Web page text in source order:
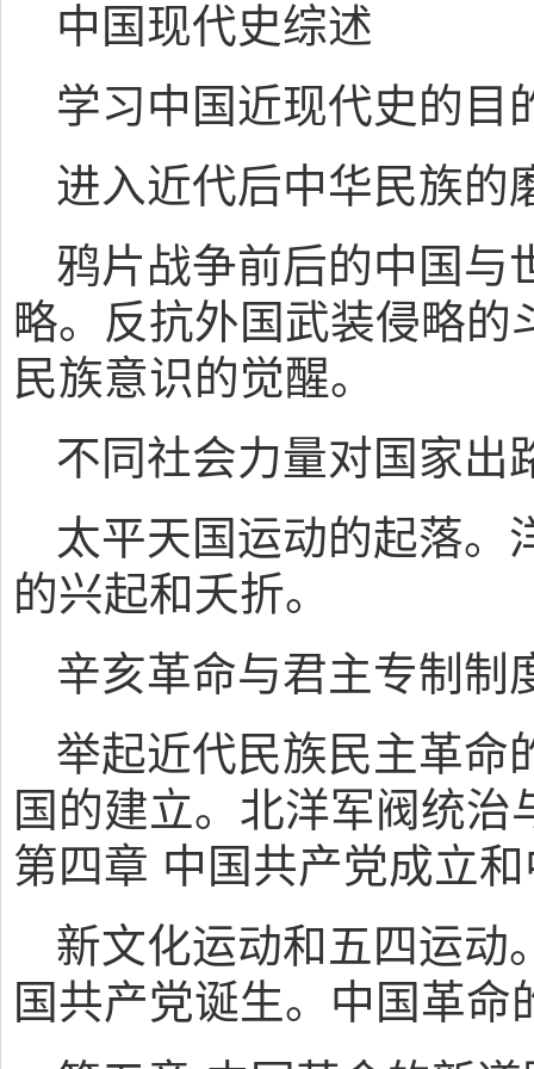
中国现代史综述
学习中国近现代史的目
进入近代后中华民族的
鸦片战争前后的中国与
略。反抗外国武装侵略
民族意识的觉醒。
不同社会力量对国家出
太平天国运动的起落。
的兴起和夭折。
辛亥革命与君主专制制
举起近代民族民主革命
国的建立。北洋军阀统
第四章 中国共产党成立
新文化运动和五四运动
国共产党诞生。中国革命